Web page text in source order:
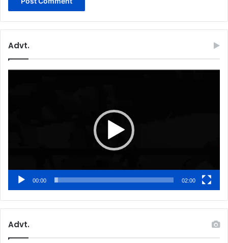
Advt.
00:00 02:00
Advt.